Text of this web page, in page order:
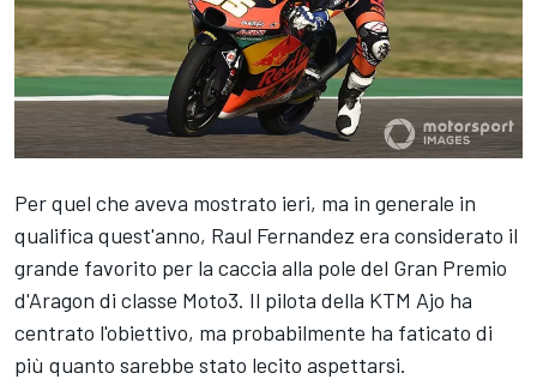
Per quel che aveva mostrato ieri, ma in generale in
qualifica quest'anno, Raul Fernandez era considerato il
grande favorito per la caccia alla pole del Gran Premio
d'Aragon di classe Moto3. Il pilota della KTM Ajo ha
centrato l'obiettivo, ma probabilmente ha faticato di
più quanto sarebbe stato lecito aspettarsi.